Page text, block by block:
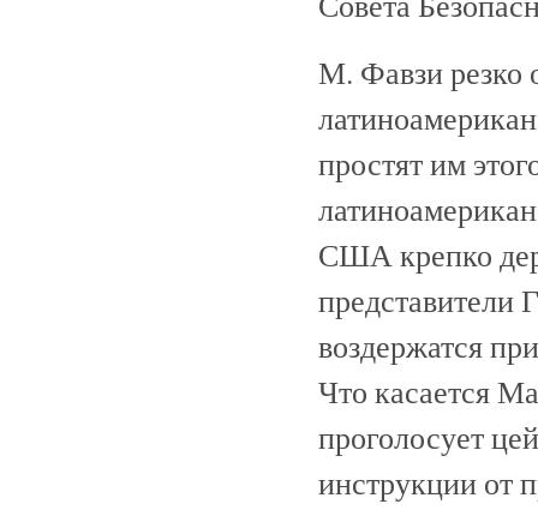
М. Фавзи резко
простят им
США крепко
представители
воздержатся
Что касается
проголосует
инструкции от